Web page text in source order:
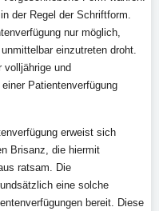
der Regel der Schriftform.
nur möglich,
einzutreten droht.
volljährige und
Patientenverfügung
erweist sich
Brisanz, die hiermit
ratsam. Die
eine solche
bereit. Diese